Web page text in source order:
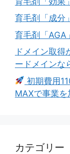
育毛剤「成分
育毛剤「AGA
ドメイン取
ードメインな
初期費用
MAXで事業を
カテゴリー